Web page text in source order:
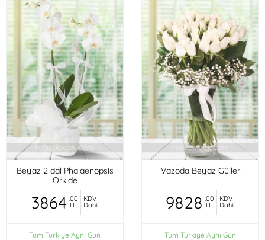
Beyaz 2 dal Phalaenopsis
Orkide
3864 ,00
TL
KDV
Dahil
Tüm Türkiye Aynı Gün
Vazoda Beyaz Güller
9828 ,00
TL
KDV
Dahil
Tüm Türkiye Aynı Gün